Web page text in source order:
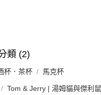
類 (2)
杯．茶杯 馬克杯
Tom & Jerry | 湯姆貓與傑利鼠